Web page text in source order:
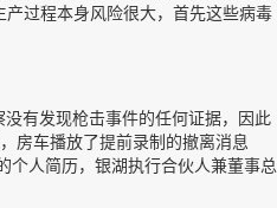
产过程本身风险很大，首先这些病毒
有发现枪击事件的任何证据，因此
房车播放了提前录制的撤离消息
个人简历，银湖执行合伙人兼董事总